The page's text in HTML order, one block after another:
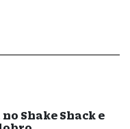
Shake Shack e